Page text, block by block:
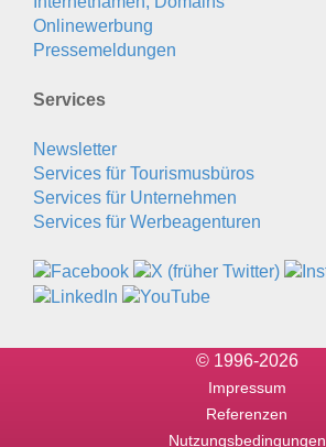
Onlinewerbung
Pressemeldungen
Services
Newsletter
Services für Tourismusbüros
Services für Unternehmen
Services für Werbeagenturen
© 1996-2026
Impressum
Referenzen
Nutzungsbedingungen